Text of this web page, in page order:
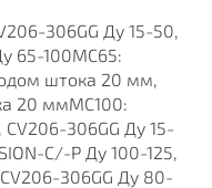
306GG Ду 15-50,
65-100MC65:
штока 20 мм,
20 ммMC100:
CV206-306GG Ду 15-
C/-P Ду 100-125,
306GG Ду 80-